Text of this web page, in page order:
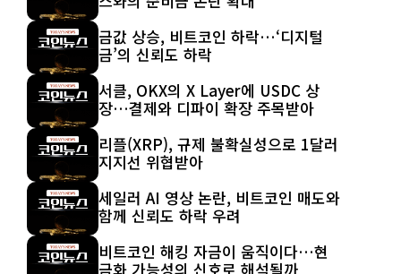
금값 상승, 비트코인 하락…‘디지털
금’의 신뢰도 하락
서클, OKX의 X Layer에 USDC 상
장…결제와 디파이 확장 주목받아
리플(XRP), 규제 불확실성으로 1달러
지지선 위협받아
세일러 AI 영상 논란, 비트코인 매도와
함께 신뢰도 하락 우려
비트코인 해킹 자금이 움직이다…현
금화 가능성의 신호로 해석될까